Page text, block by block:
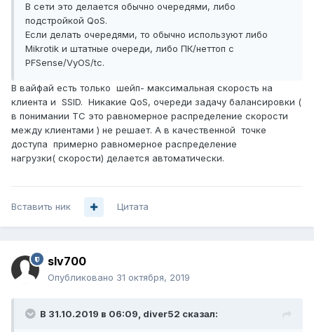
В сети это делается обычно очередями, либо
подстройкой QoS.
Если делать очередями, то обычно используют либо
Mikrotik и штатные очереди, либо ПК/неттоп с
PFSense/VyOS/tc.
В вайфай есть только шейп- максимальная скорость на
клиента и SSID. Никакие QoS, очереди задачу балансировки (
в понимании ТС это равномерное распределение скорости
между клиентами ) не решает. А в качественной точке
доступа примерно равномерное распределение
нагрузки( скорости) делается автоматически.
Вставить ник Цитата
slv700
Опубликовано 31 октября, 2019
В 31.10.2019 в 06:09, diver52 сказал: